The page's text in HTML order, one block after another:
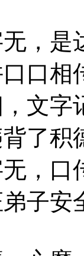
是
口相
字
了积
口
子安